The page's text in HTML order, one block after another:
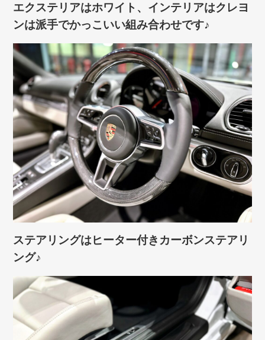
エクステリアはホワイト、インテリアはクレヨ
ンは派手でかっこいい組み合わせです♪
ステアリングはヒーター付きカーボンステアリ
ング♪